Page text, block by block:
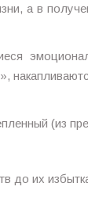
а в
(из
до их